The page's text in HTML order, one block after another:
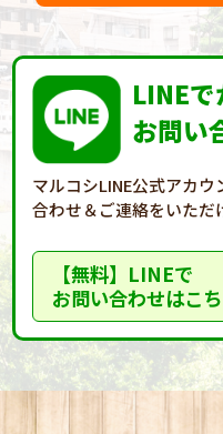
LINEで
お問い
マルコシLINE公式アカ
合わせ＆ご連絡をいただ
【無料】LINEで
お問い合わせはこ